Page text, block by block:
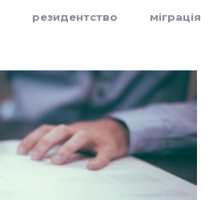
резидентство міграція